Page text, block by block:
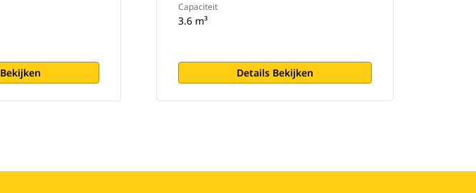
Capaciteit
3.6 m³
Details Bekijken